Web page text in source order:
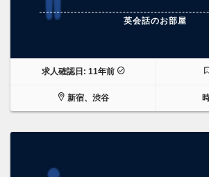
英会話のお部屋
求人確認日: 11年前
新宿、渋谷